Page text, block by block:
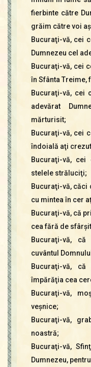
fierbinte către
grăim către voi
Bucuraţi-vă, cei
Dumnezeu cel
Bucuraţi-vă, cei
în Sfânta Treime,
Bucuraţi-vă, cei
adevărat
mărturisit;
Bucuraţi-vă, cei
îndoială aţi
Bucuraţi-vă,
stelele străluciţi;
Bucuraţi-vă, căci
cu mintea în cer
Bucuraţi-vă, că
cea fără de
Bucuraţi-vă,
cuvântul
Bucuraţi-vă,
împărăţia cea
Bucuraţi-vă,
veşnice;
Bucuraţi-vă,
noastră;
Bucuraţi-vă,
Dumnezeu,